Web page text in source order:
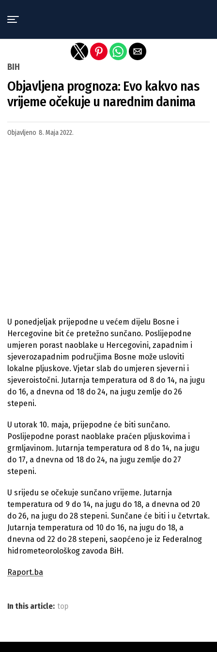
BIH
Objavljena prognoza: Evo kakvo nas
vrijeme očekuje u narednim danima
Objavljeno 8. Maja 2022.
U ponedjeljak prijepodne u većem dijelu Bosne i
Hercegovine bit će pretežno sunčano. Poslijepodne
umjeren porast naoblake u Hercegovini, zapadnim i
sjeverozapadnim područjima Bosne može usloviti
lokalne pljuskove. Vjetar slab do umjeren sjeverni i
sjeveroistočni. Jutarnja temperatura od 8 do 14, na jugu
do 16, a dnevna od 18 do 24, na jugu zemlje do 26
stepeni.
U utorak 10. maja, prijepodne će biti sunčano.
Poslijepodne porast naoblake praćen pljuskovima i
grmljavinom. Jutarnja temperatura od 8 do 14, na jugu
do 17, a dnevna od 18 do 24, na jugu zemlje do 27
stepeni.
U srijedu se očekuje sunčano vrijeme. Jutarnja
temperatura od 9 do 14, na jugu do 18, a dnevna od 20
do 26, na jugu do 28 stepeni. Sunčane će biti i u četvrtak.
Jutarnja temperatura od 10 do 16, na jugu do 18, a
dnevna od 22 do 28 stepeni, saopćeno je iz Federalnog
hidrometeorološkog zavoda BiH.
Raport.ba
In this article: top